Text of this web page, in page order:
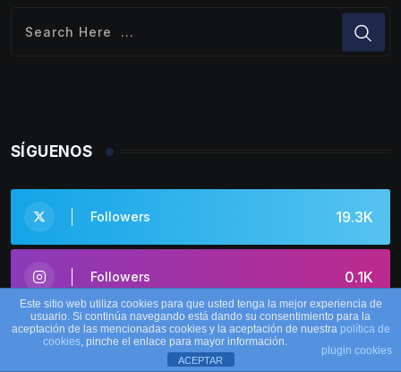
SÍGUENOS
19.3K
Followers
0.1K
Followers
0.5K
Subscribers
Este sitio web utiliza cookies para que usted tenga la mejor experiencia de
usuario. Si continúa navegando está dando su consentimiento para la
aceptación de las mencionadas cookies y la aceptación de nuestra política de
cookies, pinche el enlace para mayor información.
plugin cookies
ACEPTAR